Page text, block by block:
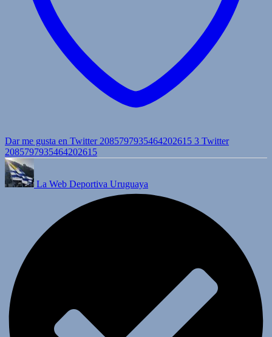
Dar me gusta en Twitter 2085797935464202615 3 Twitter
2085797935464202615
La Web Deportiva Uruguaya